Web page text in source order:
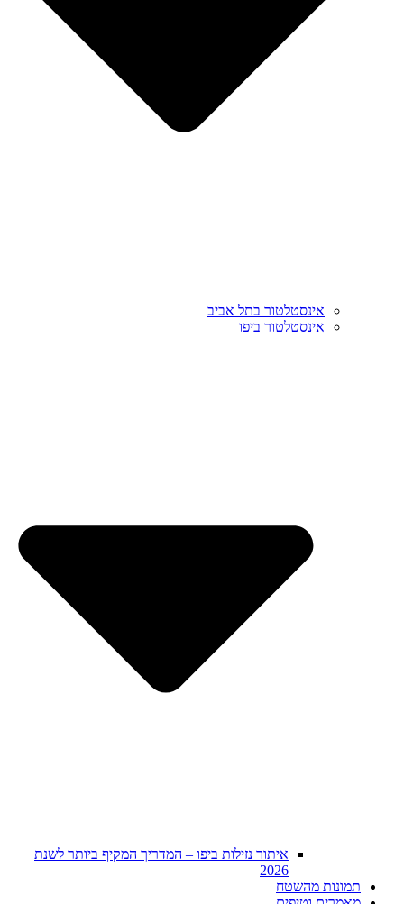
אינסטלטור בתל אביב
אינסטלטור ביפו
איתור נזילות ביפו – המדריך המקיף ביותר לשנת
2026
תמונות מהשטח